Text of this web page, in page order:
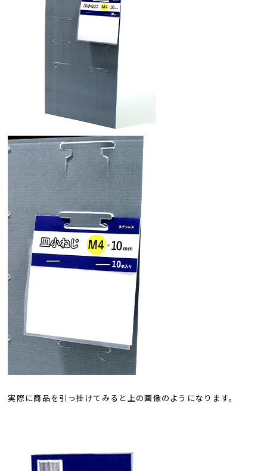
実際に商品を引っ掛けてみると上の画像のようになります。